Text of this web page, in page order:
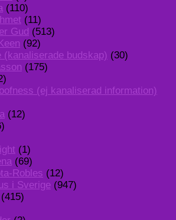
(110)
(11)
Gud (513)
(92)
(kanaliserade budskap) (30)
(175)
(ej kanaliserad information)
(12)
(1)
(69)
Robles (12)
i Sverige (947)
(415)